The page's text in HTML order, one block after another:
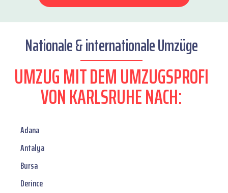
Nationale & internationale Umzüge
UMZUG MIT DEM UMZUGSPROFI
VON KARLSRUHE NACH:
Adana
Antalya
Bursa
Derince